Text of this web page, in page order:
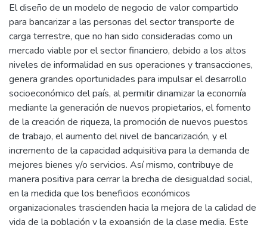
El diseño de un modelo de negocio de valor compartido
para bancarizar a las personas del sector transporte de
carga terrestre, que no han sido consideradas como un
mercado viable por el sector financiero, debido a los altos
niveles de informalidad en sus operaciones y transacciones,
genera grandes oportunidades para impulsar el desarrollo
socioeconómico del país, al permitir dinamizar la economía
mediante la generación de nuevos propietarios, el fomento
de la creación de riqueza, la promoción de nuevos puestos
de trabajo, el aumento del nivel de bancarización, y el
incremento de la capacidad adquisitiva para la demanda de
mejores bienes y/o servicios. Así mismo, contribuye de
manera positiva para cerrar la brecha de desigualdad social,
en la medida que los beneficios económicos
organizacionales trascienden hacia la mejora de la calidad de
vida de la población y la expansión de la clase media. Este